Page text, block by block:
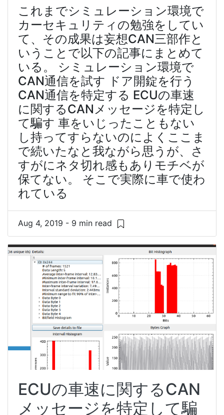
これまでシミュレーション環境で
カーセキュリティの勉強をしてい
て、その成果は妄想CAN三部作と
いうことで以下の記事にまとめて
いる。 シミュレーション環境で
CAN通信を試す ドア開錠を行う
CAN通信を特定する ECUの車速
に関するCANメッセージを特定し
て騙す 車をいじったこともない
し持ってすらないのによくここま
で続いたなと我ながら思うが、さ
すがにネタ切れ感もありモチベが
保てない。 そこで実際に車で使わ
れている
Aug 4, 2019 - 9 min read
ECUの車速に関するCAN
メッセージを特定して騙